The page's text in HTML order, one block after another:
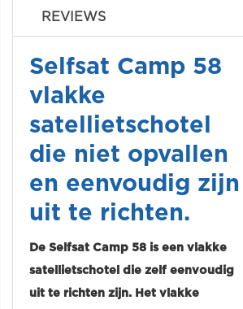
REVIEWS
Selfsat Camp 58
vlakke
satellietschotel
die niet opvallen
en eenvoudig zijn
uit te richten.
De Selfsat Camp 58 is een vlakke
satellietschotel die zelf eenvoudig
uit te richten zijn. Het vlakke